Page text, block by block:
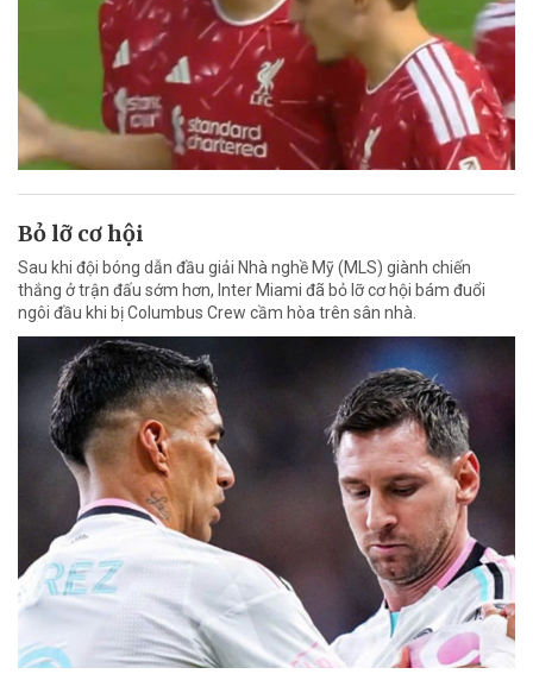
Bỏ lỡ cơ hội
Sau khi đội bóng dẫn đầu giải Nhà nghề Mỹ (MLS) giành chiến
thắng ở trận đấu sớm hơn, Inter Miami đã bỏ lỡ cơ hội bám đuổi
ngôi đầu khi bị Columbus Crew cầm hòa trên sân nhà.